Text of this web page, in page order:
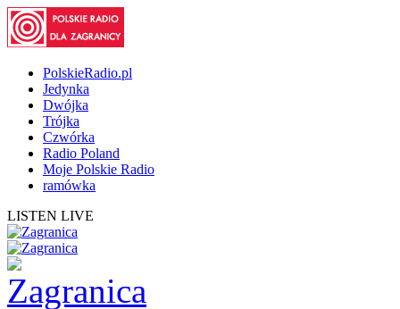
PolskieRadio.pl
Jedynka
Dwójka
Trójka
Czwórka
Radio Poland
Moje Polskie Radio
ramówka
LISTEN LIVE